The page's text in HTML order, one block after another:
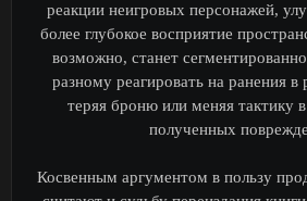
реакции неигровых персонажей,
более глубокое восприятие
возможно, станет
разному реагировать на ранения в
теряя броню или меняя тактику
полученных
Косвенным аргументом в пользу